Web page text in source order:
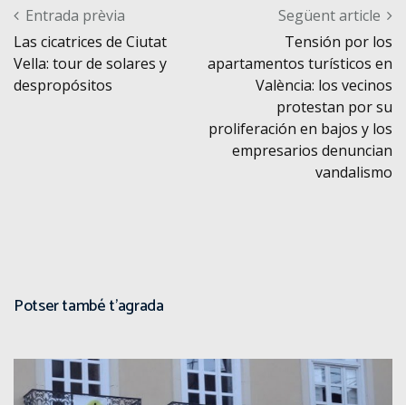
Post navigation
Entrada prèvia
Las cicatrices de Ciutat
Vella: tour de solares y
despropósitos
Següent article
Tensión por los
apartamentos turísticos en
València: los vecinos
protestan por su
proliferación en bajos y los
empresarios denuncian
vandalismo
Potser també t'agrada